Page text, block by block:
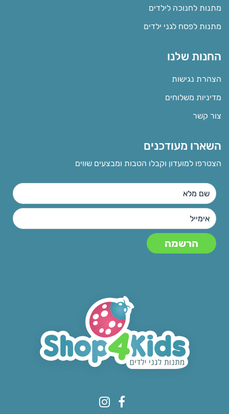
מתנות לחנוכה לילדים
מתנות לפסח לגני ילדים
החנות שלנו
הצהרת נגישות
מדיניות משלוחים
צור קשר
השארו מעודכנים
הצטרפו למועדון וקבלו הטבות ומבצעים שווים